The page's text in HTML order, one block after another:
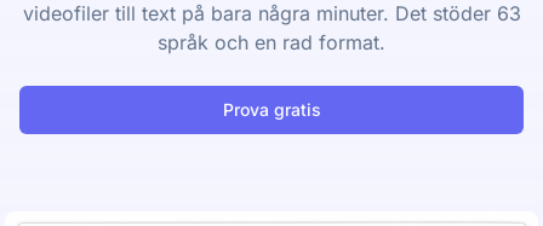
videofiler till text på bara några minuter. Det stöder 63
språk och en rad format.
Prova gratis